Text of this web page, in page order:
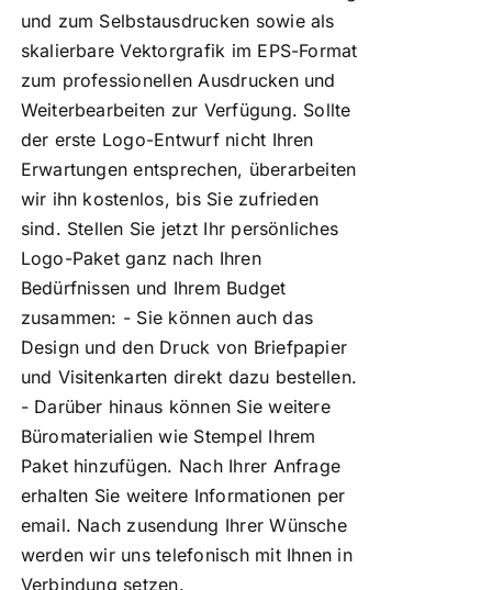
und zum Selbstausdrucken sowie als
skalierbare Vektorgrafik im EPS-Format
zum professionellen Ausdrucken und
Weiterbearbeiten zur Verfügung. Sollte
der erste Logo-Entwurf nicht Ihren
Erwartungen entsprechen, überarbeiten
wir ihn kostenlos, bis Sie zufrieden
sind. Stellen Sie jetzt Ihr persönliches
Logo-Paket ganz nach Ihren
Bedürfnissen und Ihrem Budget
zusammen: - Sie können auch das
Design und den Druck von Briefpapier
und Visitenkarten direkt dazu bestellen.
- Darüber hinaus können Sie weitere
Büromaterialien wie Stempel Ihrem
Paket hinzufügen. Nach Ihrer Anfrage
erhalten Sie weitere Informationen per
email. Nach zusendung Ihrer Wünsche
werden wir uns telefonisch mit Ihnen in
Verbindung setzen.